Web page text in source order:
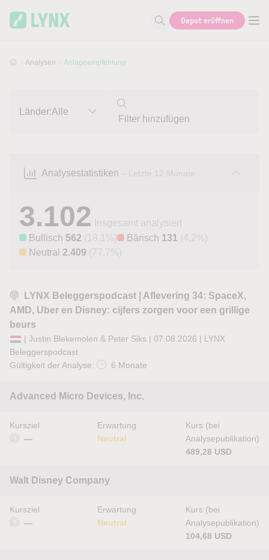
Suche nach Aktie, Autor...
Depot eröffnen
Analysen Anlageempfehlung
Länder:Alle
Analysestatistiken – Letzte 12 Monate
3.102
Insgesamt analysiert
Bullisch 562 (18,1%) Bärisch 131 (4,2%)
Neutral 2.409 (77,7%)
LYNX Beleggerspodcast | Aflevering 34: SpaceX,
AMD, Uber en Disney: cijfers zorgen voor een grillige
beurs
| Justin Blekemolen & Peter Siks | 07.08.2026 | LYNX
Beleggerspodcast
Gültigkeit der Analyse:
6 Monate
Advanced Micro Devices, Inc.
Kursziel
—
Erwartung
Neutral
Kurs (bei
Analysepublikation)
489,28 USD
Walt Disney Company
Kursziel
—
Erwartung
Neutral
Kurs (bei
Analysepublikation)
104,68 USD